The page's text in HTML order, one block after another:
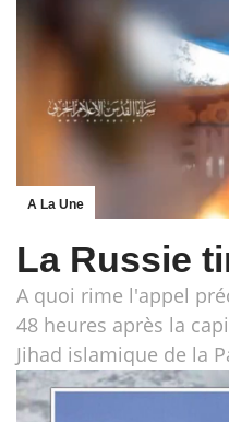
A La Une
La Russie
A quoi rime l'appel
48 heures après la
Jihad islamique de la